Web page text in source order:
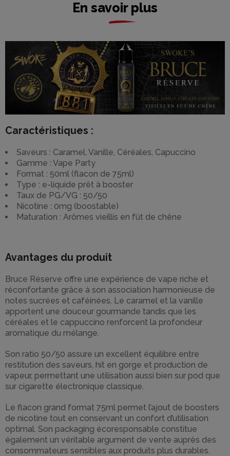
En savoir plus
Caractéristiques :
Saveurs : Caramel, Vanille, Céréales, Capuccino
Gamme : Vape Party
Format : 50ml (flacon de 75ml)
Type : e-liquide prêt à booster
Taux de PG/VG : 50/50
Nicotine : 0mg (boostable)
Maturation : Arômes vieillis en fût de chêne
Avantages du produit
Bruce Réserve offre une expérience de vape riche et
réconfortante grâce à son association harmonieuse de
notes sucrées et caféinées. Le caramel et la vanille
apportent une douceur gourmande tandis que les
céréales et le cappuccino renforcent la profondeur
aromatique du mélange.
Son ratio 50/50 assure un excellent équilibre entre
restitution des saveurs, hit en gorge et production de
vapeur, permettant une utilisation aussi bien sur pod que
sur cigarette électronique classique.
Le flacon grand format 75ml permet l’ajout de boosters
de nicotine tout en conservant un confort d’utilisation
optimal. Son packaging écoresponsable constitue
également un véritable argument de vente auprès des
consommateurs sensibles aux produits plus durables.